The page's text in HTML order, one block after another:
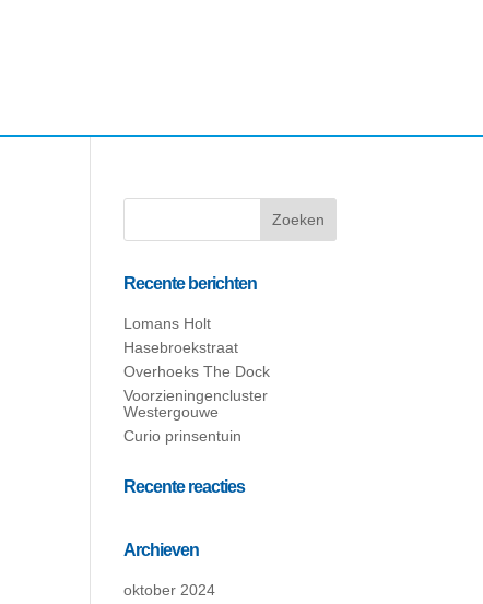
Recente berichten
Lomans Holt
Hasebroekstraat
Overhoeks The Dock
Voorzieningencluster
Westergouwe
Curio prinsentuin
Recente reacties
Archieven
oktober 2024